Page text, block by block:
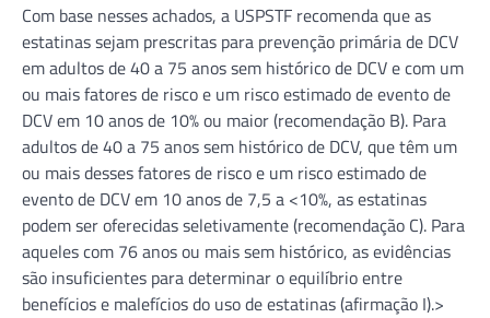
Com base nesses achados, a USPSTF recomenda que as
estatinas sejam prescritas para prevenção primária de DCV
em adultos de 40 a 75 anos sem histórico de DCV e com um
ou mais fatores de risco e um risco estimado de evento de
DCV em 10 anos de 10% ou maior (recomendação B). Para
adultos de 40 a 75 anos sem histórico de DCV, que têm um
ou mais desses fatores de risco e um risco estimado de
evento de DCV em 10 anos de 7,5 a <10%, as estatinas
podem ser oferecidas seletivamente (recomendação C). Para
aqueles com 76 anos ou mais sem histórico, as evidências
são insuficientes para determinar o equilíbrio entre
benefícios e malefícios do uso de estatinas (afirmação I).>